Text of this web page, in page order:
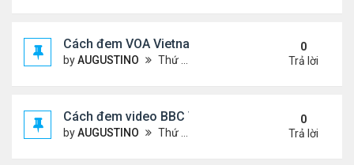
Cách đem VOA Vietnamese vào diễn đàn
byAUGUSTINO Thứ 5 Tháng 10 15, 2020 11:08 am
0
Trả lời
Cách đem video BBC Việt vào diễn đàn
byAUGUSTINO Thứ 5 Tháng 10 15, 2020 10:34 am
0
Trả lời